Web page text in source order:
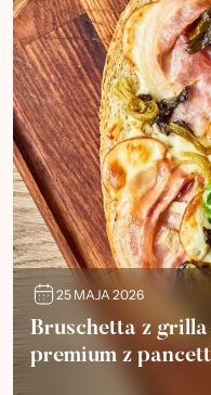
25 MAJA 2026
Bruschetta z
premium z